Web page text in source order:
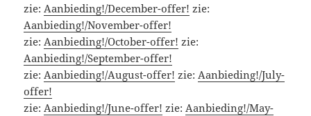
zie: Aanbieding!/December-offer! zie:
Aanbieding!/November-offer!
zie: Aanbieding!/October-offer! zie:
Aanbieding!/September-offer!
zie: Aanbieding!/August-offer! zie: Aanbieding!/July-
offer!
zie: Aanbieding!/June-offer! zie: Aanbieding!/May-